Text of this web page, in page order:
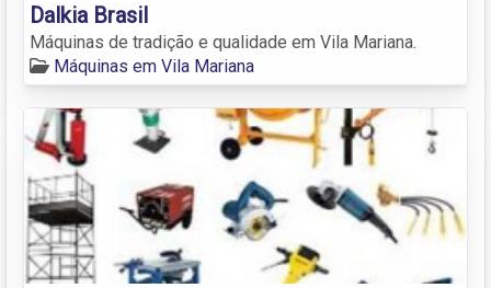
Dalkia Brasil
Máquinas de tradição e qualidade em Vila Mariana.
Máquinas em Vila Mariana